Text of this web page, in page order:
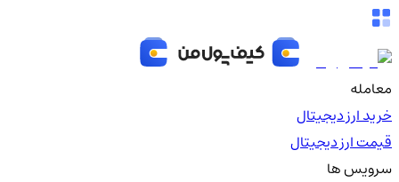
معامله
خرید ارز دیجیتال
قیمت ارز دیجیتال
سرویس ها